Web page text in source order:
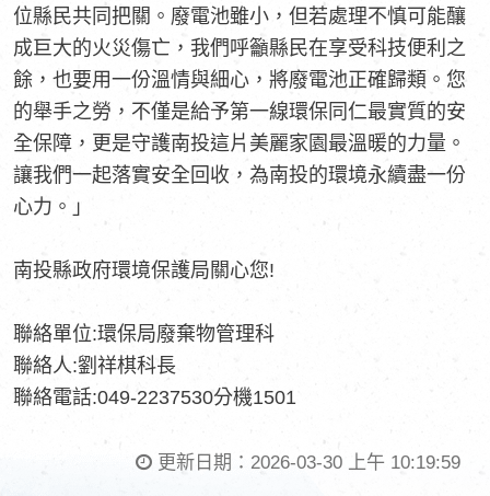
位縣民共同把關。廢電池雖小，但若處理不慎可能釀
成巨大的火災傷亡，我們呼籲縣民在享受科技便利之
餘，也要用一份溫情與細心，將廢電池正確歸類。您
的舉手之勞，不僅是給予第一線環保同仁最實質的安
全保障，更是守護南投這片美麗家園最溫暖的力量。
讓我們一起落實安全回收，為南投的環境永續盡一份
心力。」
南投縣政府環境保護局關心您!
聯絡單位:環保局廢棄物管理科
聯絡人:劉祥棋科長
聯絡電話:049-2237530分機1501
更新日期： 2026-03-30 上午 10:19:59